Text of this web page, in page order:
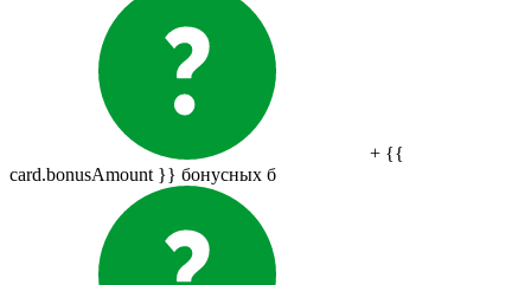
+ {{
card.bonusAmount }} бонусных б